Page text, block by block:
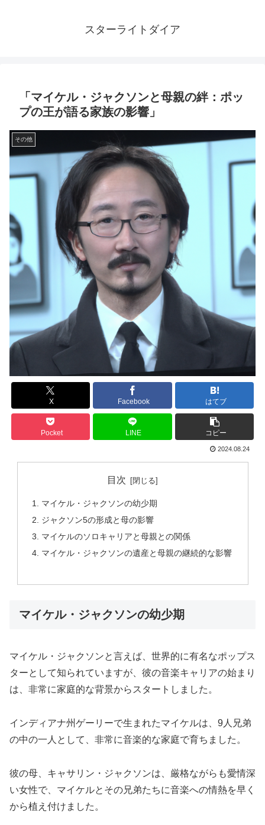
スターライトダイア
「マイケル・ジャクソンと母親の絆：ポッ
プの王が語る家族の影響」
その他
X Facebook はてブ
Pocket LINE コピー
2024.08.24
目次
マイケル・ジャクソンの幼少期
ジャクソン5の形成と母の影響
マイケルのソロキャリアと母親との関係
マイケル・ジャクソンの遺産と母親の継続的な影響
マイケル・ジャクソンの幼少期
マイケル・ジャクソンと言えば、世界的に有名なポップス
ターとして知られていますが、彼の音楽キャリアの始まり
は、非常に家庭的な背景からスタートしました。
インディアナ州ゲーリーで生まれたマイケルは、9人兄弟
の中の一人として、非常に音楽的な家庭で育ちました。
彼の母、キャサリン・ジャクソンは、厳格ながらも愛情深
い女性で、マイケルとその兄弟たちに音楽への情熱を早く
から植え付けました。